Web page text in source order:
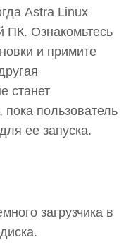
Astra Linux
ПК. Ознакомьтесь
и примите
станет
пока пользователь
ее запуска.
загрузчика в